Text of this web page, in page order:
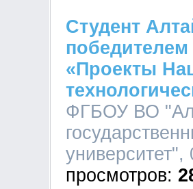
Студент
победителем
«Проекты
ФГБОУ ВО